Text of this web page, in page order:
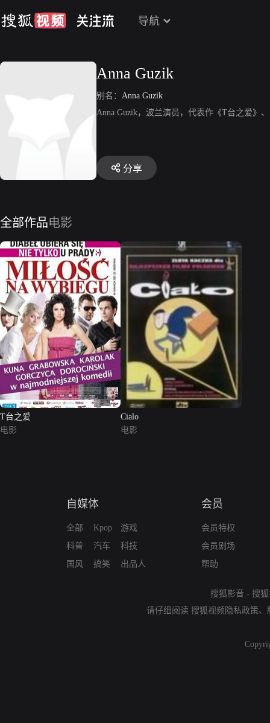
导航
Anna Guzik
别名： Anna Guzik
Anna Guzik，波兰演员，代表作《T台之爱》
分享
全部作品电影
T台之爱
电影
Cialo
电影
自媒体
全部
科普
国风
Kpop
汽车
搞笑
游戏
科技
出品人
会员
会员特权
会员剧场
帮助
搜狐影音 - 搜
请仔细阅读 搜狐视频隐私政策、